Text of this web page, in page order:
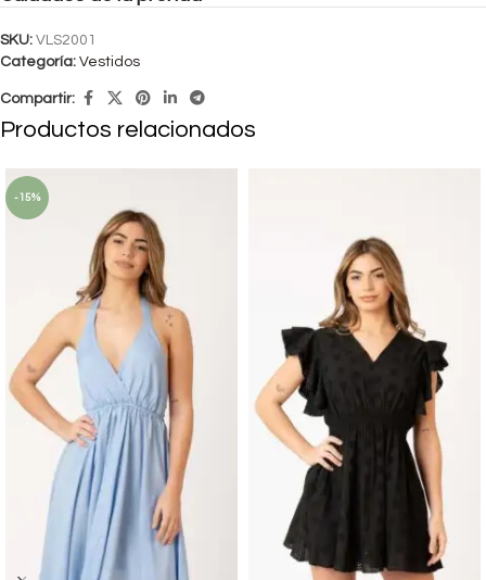
SKU: VLS2001
Categoría: Vestidos
Compartir:
Productos relacionados
-15%